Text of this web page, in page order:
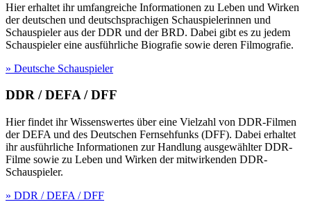
Hier erhaltet ihr umfangreiche Informationen zu Leben und Wirken
der deutschen und deutschsprachigen Schauspielerinnen und
Schauspieler aus der DDR und der BRD. Dabei gibt es zu jedem
Schauspieler eine ausführliche Biografie sowie deren Filmografie.
» Deutsche Schauspieler
DDR / DEFA / DFF
Hier findet ihr Wissenswertes über eine Vielzahl von DDR-Filmen
der DEFA und des Deutschen Fernsehfunks (DFF). Dabei erhaltet
ihr ausführliche Informationen zur Handlung ausgewählter DDR-
Filme sowie zu Leben und Wirken der mitwirkenden DDR-
Schauspieler.
» DDR / DEFA / DFF